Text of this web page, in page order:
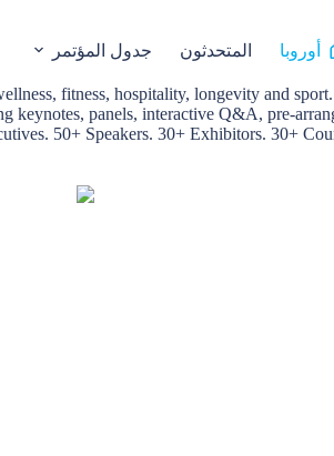
أوروبا المتحدثون جدول المؤتمر
fitness, hospitality, longevity and
keynotes, panels, interactive Q&A, pre-
50+ Speakers. 30+ Exhibitors. 30+